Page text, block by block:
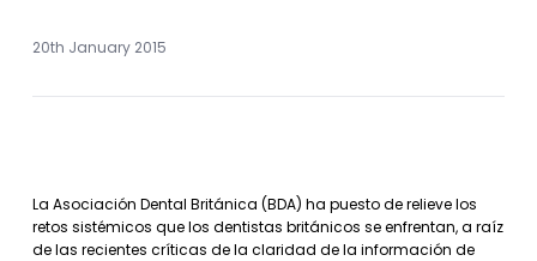
20th January 2015
La Asociación Dental Británica (BDA) ha puesto de relieve los
retos sistémicos que los dentistas británicos se enfrentan, a raíz
de las recientes críticas de la claridad de la información de